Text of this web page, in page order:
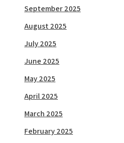
September 2025
August 2025
July 2025
June 2025
May 2025
April 2025
March 2025
February 2025